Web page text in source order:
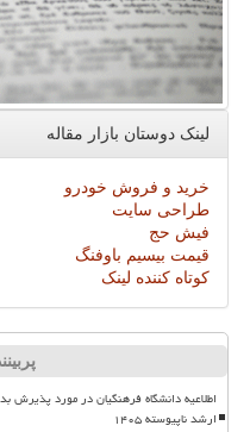
لینک دوستان بازار مقاله
خرید و فروش خودرو
طراحی سایت
فیش حج
قیمت بیسیم باوفنگ
کوتاه کننده لینک
اطلاعیه دانشگاه فرهنگیان در مورد
ارشد ناپیوسته ۱۴۰۵